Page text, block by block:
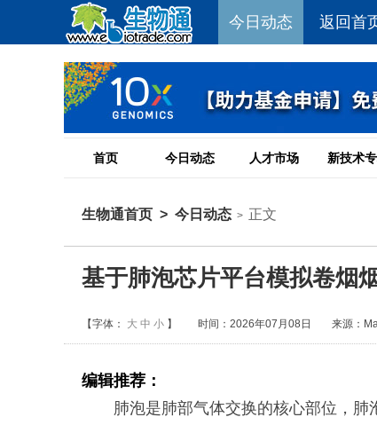
今日动态 返回首
首页 今日动态 人才市场 新技术
生物通首页 > 今日动态 > 正文
基于肺泡芯片平台模拟卷烟
【字体： 大 中 小 】 时间：2026年07月08日 来源：
编辑推荐：
肺泡是肺部气体交换的核心部位，肺